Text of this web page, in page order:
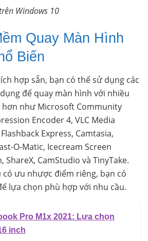
Windows 10
Quay Màn Hình
Biến
hợp sẵn, bạn có thể sử dụng các
để quay màn hình với nhiều
như Microsoft Community
Encoder 4, VLC Media
Express, Camtasia,
O-Matic, Icecream Screen
ShareX, CamStudio và TinyTake.
ưu nhược điểm riêng, bạn có
lựa chọn phù hợp với nhu cầu.
Pro M1x 2021: Lựa chọn
inch